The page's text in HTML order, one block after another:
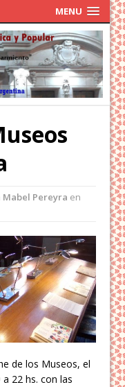
MENU
Mabel Pereyra en
de los Museos, el
22 hs. con las